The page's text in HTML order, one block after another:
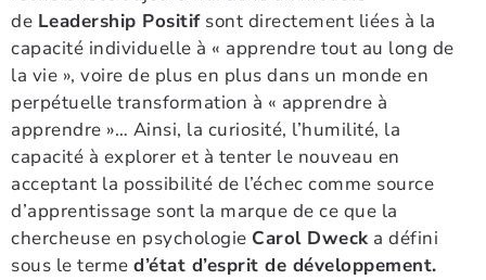
de Leadership Positifsont directement liées à la
capacité individuelle à « apprendre tout au long de
la vie », voire de plus en plus dans un monde en
perpétuelle transformation à « apprendre à
apprendre »… Ainsi, la curiosité, l’humilité, la
capacité à explorer et à tenter le nouveau en
acceptant la possibilité de l’échec comme source
d’apprentissage sont la marque de ce que la
chercheuse en psychologie Carol Dweck a défini
sous le terme d’état d’esprit de développement.